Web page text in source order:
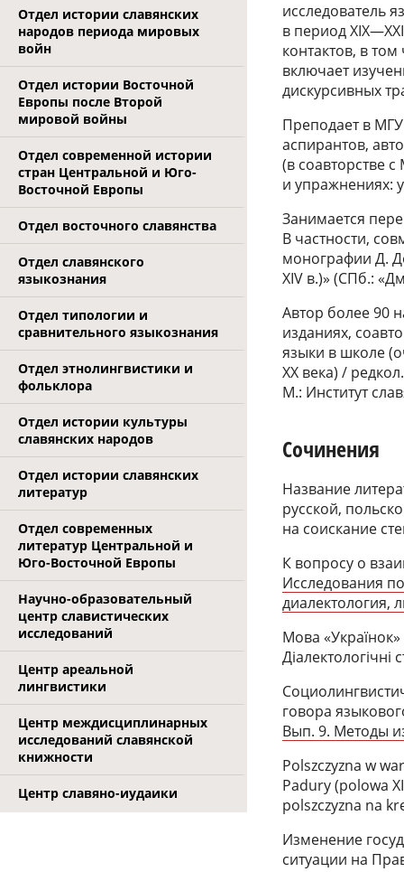
Отдел истории славянских
народов периода мировых
войн
Отдел истории Восточной
Европы после Второй
мировой войны
Отдел современной истории
стран Центральной и Юго-
Восточной Европы
Отдел восточного славянства
Отдел славянского
языкознания
Отдел типологии и
сравнительного языкознания
Отдел этнолингвистики и
фольклора
Отдел истории культуры
славянских народов
Отдел истории славянских
литератур
Отдел современных
литератур Центральной и
Юго-Восточной Европы
Научно-образовательный
центр славистических
исследований
Центр ареальной
лингвистики
Центр междисциплинарных
исследований славянской
книжности
Центр славяно-иудаики
исследователь
в период
контактов, в
включает
дискурсивных
Преподает в
аспирантов,
(в соавторстве
и упражнениях:
Занимается
В частности,
монографии Д.
XIV в.)» (СПб.:
Автор более 90
изданиях,
языки в школе
XX века) /
М.: Институт
Сочинения
Название
русской,
на соискание
К вопросу о
Исследования
диалектология,
Мова «Украïнок»
Діалектологічні
говора
Вып. 9. Методы
Polszczyzna w
Padury (polowa
polszczyzna na
Изменение
ситуации на